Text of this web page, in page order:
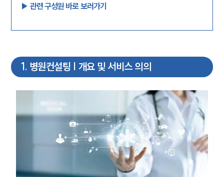
▶︎ 관련 구성원 바로 보러가기
1 . 병원컨설팅 | 개요 및 서비스 의의